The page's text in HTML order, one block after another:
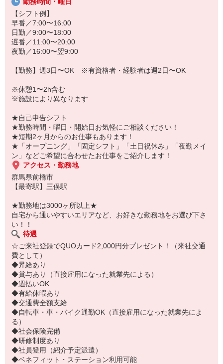
若手からミドル、中高年（エルダー）、シニア世代まで幅広く活躍
中！
「こんな時だからこそ、しっかり稼いでおきたい！」
「すぐに働けるところはないかな…」
「しっかり稼げるアルバイトを探してる。」
そんな方もぜひ！お気軽にご連絡ください♪
【シフト例】
早番／7:00〜16:00
日勤／9:00〜18:00
遅番／11:00〜20:00
夜勤／16:00〜翌9:00
【勤務】週3日〜OK ※有資格者・経験者は週2日〜OK
※休憩1〜2h含む
※施設により異なります
★自己申告シフト
★勤務時間・曜日・開始日お気軽にご相談ください！
★短期2ヶ月からのお仕事もあります！
★「オープニング」「固定シフト」「土日祝休み」「夜勤メイ
ン」などご希望に合わせたお仕事をご紹介します！
アクセス・勤務地
群馬県前橋市
【最寄駅】三俣駅
★勤務地は3000ヶ所以上★
自宅から通いやすいエリアなど、お好きな勤務地をお選び下さ
い！！
待遇
☆ご来社登録でQUOカード2,000円分プレゼント！（来社交通
費として）
◆昇給あり
◆賞与あり（直接雇用になった就業先による）
◆週払いOK
◆有給休暇あり
◆交通費全額支給
◆自転車・車・バイク通勤OK（直接雇用になった就業先によ
る）
◆社会保険完備
◆研修制度あり
◆社員登用（紹介予定派遣）
◆ベネフィット・ステーション利用可能